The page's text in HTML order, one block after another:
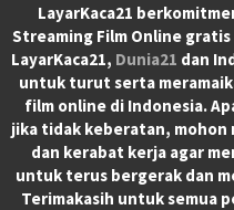
LayarKaca21
Streaming Film Online
LayarKaca21, Dunia21 dan
untuk turut serta
film online di Indonesia.
jika tidak keberatan, mohon
dan kerabat kerja agar
untuk terus bergerak dan
Terimakasih untuk semua